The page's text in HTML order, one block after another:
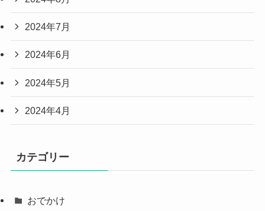
2024年7月
2024年6月
2024年5月
2024年4月
カテゴリー
おでかけ